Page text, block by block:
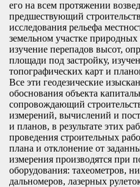
его на всем протяжении
предшествующий
исследования рельефа
земельном участке
изучение перепадов высот,
площади под застройку,
топографических карт и
Все эти геодезические
обоснования объекта
сопровождающий
измерений, вычислений и
и планов, в результате этих
проведения строительных
плана и отклонение от
измерения производятся при
оборудования: тахеометров,
дальномеров, лазерных